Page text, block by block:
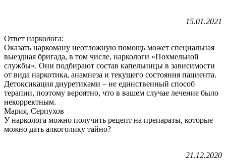
15.01.2021
Ответ нарколога:
Оказать наркоману неотложную помощь может специальная
выездная бригада, в том числе, наркологи «Похмельной
службы». Они подбирают состав капельницы в зависимости
от вида наркотика, анамнеза и текущего состояния пациента.
Детоксикация диуретиками – не единственный способ
терапии, поэтому вероятно, что в вашем случае лечение было
некорректным.
Мария, Серпухов
У нарколога можно получить рецепт на препараты, которые
можно дать алкоголику тайно?
21.12.2020